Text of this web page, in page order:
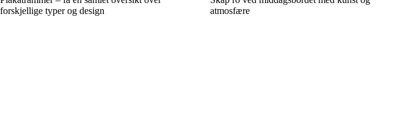
forskjellige typer og design
atmosfære